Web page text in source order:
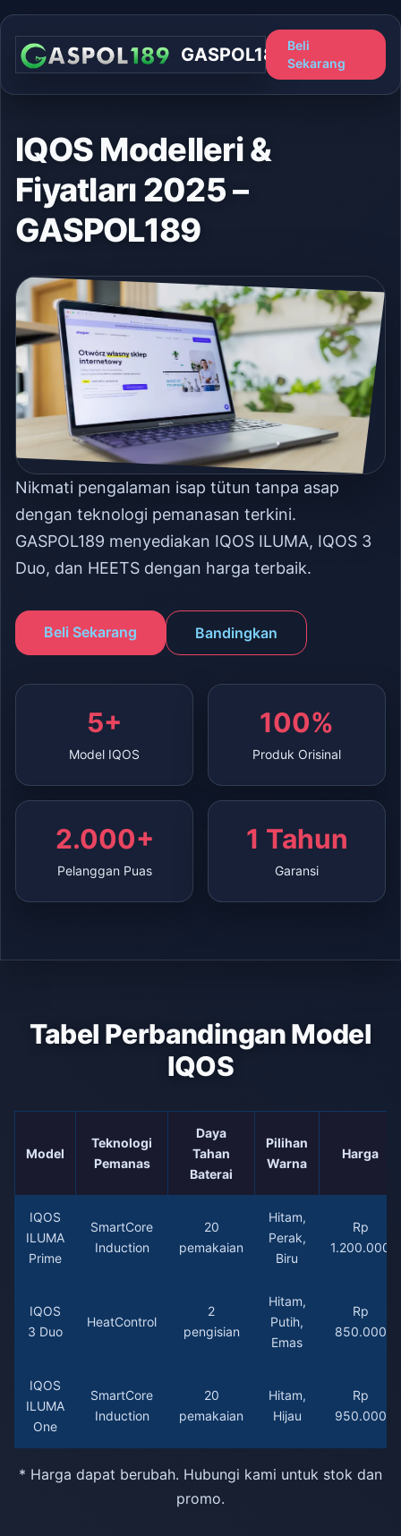
GASPOL189
Beli
Sekarang
IQOS Modelleri &
Fiyatları 2025 –
GASPOL189
Nikmati pengalaman isap tütun tanpa asap
dengan teknologi pemanasan terkini.
GASPOL189 menyediakan IQOS ILUMA, IQOS 3
Duo, dan HEETS dengan harga terbaik.
Beli Sekarang Bandingkan
5+
Model IQOS
100%
Produk Orisinal
2.000+
Pelanggan Puas
1 Tahun
Garansi
Tabel Perbandingan Model
IQOS
Model
Teknologi
Pemanas
Daya
Tahan
Baterai
Pilihan
Warna
Harga
IQOS
ILUMA
Prime
SmartCore
Induction
20
pemakaian
Hitam,
Perak,
Biru
Rp
1.200.000
IQOS
3 Duo
HeatControl
2
pengisian
Hitam,
Putih,
Emas
Rp
850.000
IQOS
ILUMA
One
SmartCore
Induction
20
pemakaian
Hitam,
Hijau
Rp
950.000
* Harga dapat berubah. Hubungi kami untuk stok dan
promo.